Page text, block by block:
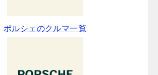
ポルシェのクルマ一覧